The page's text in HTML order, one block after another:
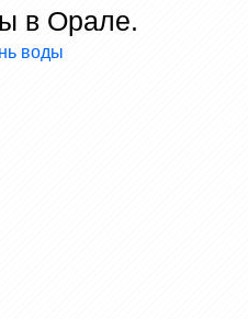
в Орале.
воды